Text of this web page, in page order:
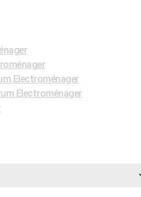
Electroménager
Electroménager